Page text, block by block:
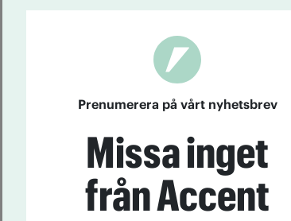
Prenumerera på vårt nyhetsbrev
Missa inget
från Accent